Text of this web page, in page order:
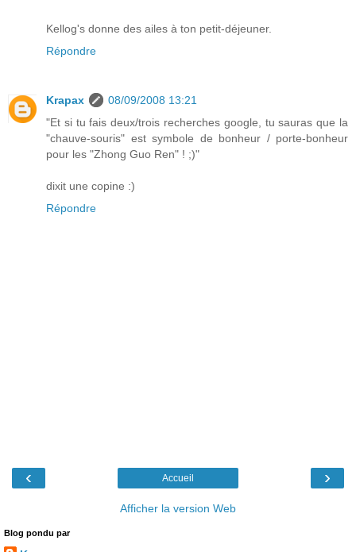
Kellog's donne des ailes à ton petit-déjeuner.
Répondre
Krapax
08/09/2008 13:21
"Et si tu fais deux/trois recherches google, tu sauras que la
"chauve-souris" est symbole de bonheur / porte-bonheur
pour les "Zhong Guo Ren" ! ;)"
dixit une copine :)
Répondre
‹ ›
Accueil
Afficher la version Web
Blog pondu par